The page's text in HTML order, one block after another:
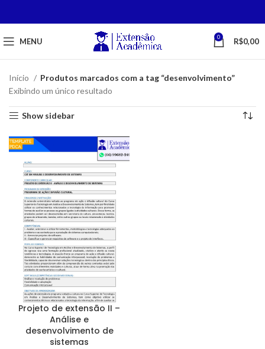
MENU 0 R$0,00
Início
Produtos marcados com a tag “desenvolvimento”
Exibindo um único resultado
Show sidebar
Projeto de extensão II –
Análise e
desenvolvimento de
sistemas